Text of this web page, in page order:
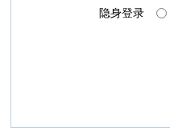
隐身登录